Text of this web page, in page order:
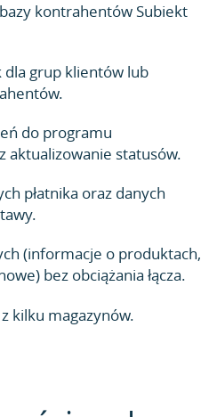
kontrahentów Subiekt
grup klientów lub
do programu
aktualizowanie statusów.
płatnika oraz danych
(informacje o produktach,
bez obciążania łącza.
kilku magazynów.